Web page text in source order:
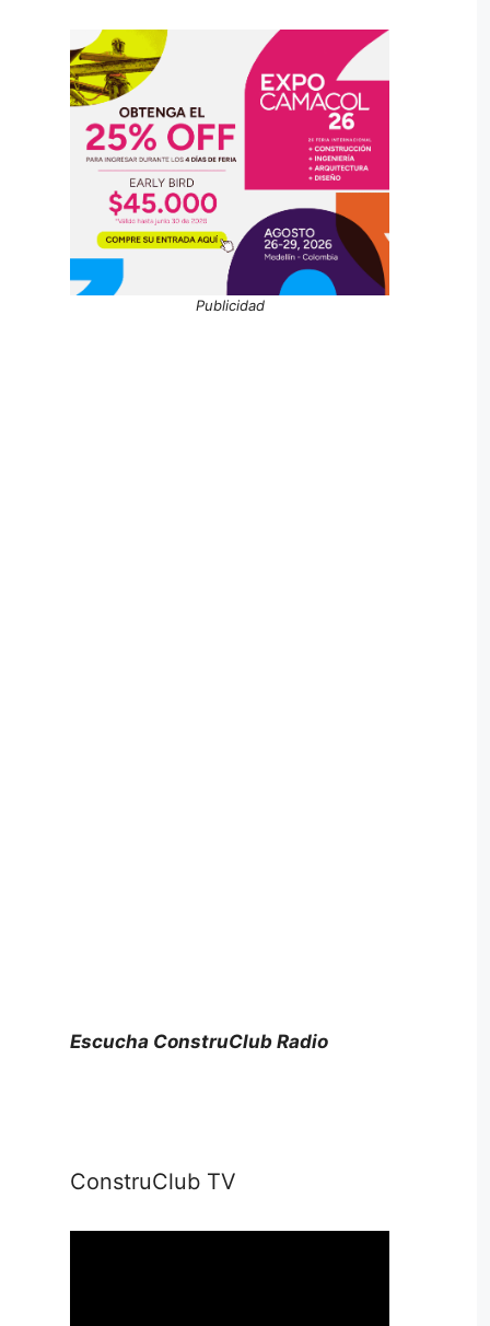
Publicidad
Escucha ConstruClub Radio
ConstruClub TV